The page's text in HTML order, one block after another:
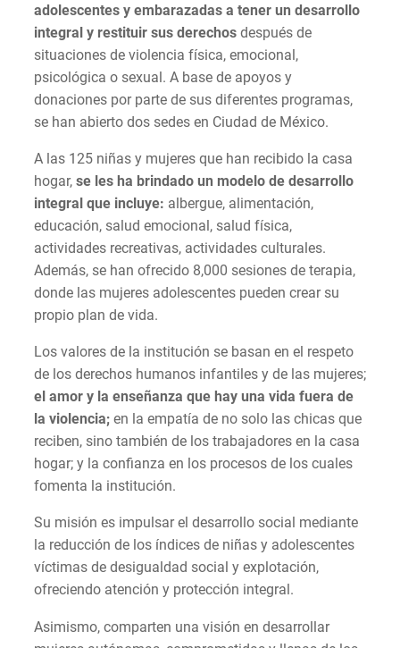
adolescentes y embarazadas a tener un desarrollo
integral y restituir sus derechos después de
situaciones de violencia física, emocional,
psicológica o sexual. A base de apoyos y
donaciones por parte de sus diferentes programas,
se han abierto dos sedes en Ciudad de México.
A las 125 niñas y mujeres que han recibido la casa
hogar, se les ha brindado un modelo de desarrollo
integral que incluye: albergue, alimentación,
educación, salud emocional, salud física,
actividades recreativas, actividades culturales.
Además, se han ofrecido 8,000 sesiones de terapia,
donde las mujeres adolescentes pueden crear su
propio plan de vida.
Los valores de la institución se basan en el respeto
de los derechos humanos infantiles y de las mujeres;
el amor y la enseñanza que hay una vida fuera de
la violencia; en la empatía de no solo las chicas que
reciben, sino también de los trabajadores en la casa
hogar; y la confianza en los procesos de los cuales
fomenta la institución.
Su misión es impulsar el desarrollo social mediante
la reducción de los índices de niñas y adolescentes
víctimas de desigualdad social y explotación,
ofreciendo atención y protección integral.
Asimismo, comparten una visión en desarrollar